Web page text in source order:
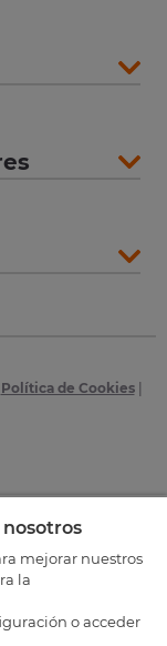
Política de Cookies|
mejorar nuestros
la
o acceder